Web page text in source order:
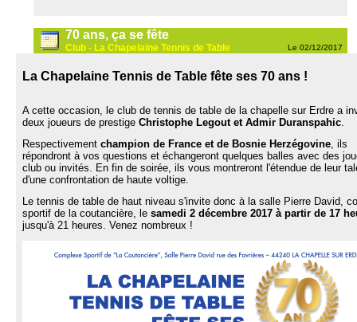
70 ans, ça se fête
Club - La Chapelaine Tennis de Table Le 02/12/2017
La Chapelaine Tennis de Table fête ses 70 ans !
A cette occasion, le club de tennis de table de la chapelle sur Erdre a
deux joueurs de prestige Christophe Legout et Admir Duranspahic.
Respectivement champion de France et de Bosnie Herzégovine, ils
répondront à vos questions et échangeront quelques balles avec des
club ou invités. En fin de soirée, ils vous montreront l'étendue de leur
d'une confrontation de haute voltige.
Le tennis de table de haut niveau s'invite donc à la salle Pierre David,
sportif de la coutancière, le samedi 2 décembre 2017 à partir de 17
jusqu'à 21 heures. Venez nombreux !